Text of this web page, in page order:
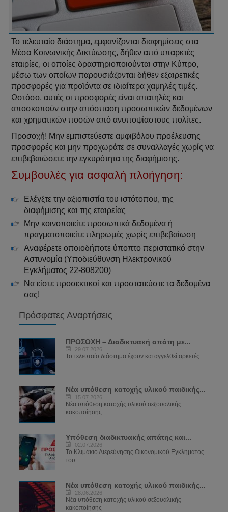
Το τελευταίο διάστημα, εμφανίζονται διαφημίσεις στα
Μέσα Κοινωνικής Δικτύωσης, δήθεν από υπαρκτές
εταιρίες, οι οποίες δραστηριοποιούνται στην Κύπρο,
μέσω των οποίων παρουσιάζονται δήθεν εξαιρετικές
προσφορές για προϊόντα σε ιδιαίτερα χαμηλές τιμές.
Ωστόσο, αυτές οι προσφορές είναι απατηλές και
αποσκοπούν στην απόσπαση προσωπικών δεδομένων
και χρηματικών ποσών από ανυποψίαστους πολίτες.
Προσοχή! Μην εμπιστεύεστε αμφιβόλου προέλευσης
προσφορές και μην προχωράτε σε συναλλαγές χωρίς να
επιβεβαιώσετε την εγκυρότητα της διαφήμισης.
Συμβουλές για ασφαλή πλοήγηση:
Ελέγξτε την αξιοπιστία του ιστότοπου, της
διαφήμισης και της εταιρείας
Μην κοινοποιείτε προσωπικά δεδομένα ή
πραγματοποιείτε πληρωμές χωρίς επιβεβαίωση
Αναφέρετε οποιοδήποτε ύποπτο περιστατικό στην
Αστυνομία (Υποδιεύθυνση Ηλεκτρονικού
Εγκλήματος 22-808200)
Να είστε προσεκτικοί και προστατεύστε τα δεδομένα
σας!
Πρόσφατες Αναρτήσεις
ΠΡΟΣΟΧΗ – Διαδικτυακή απάτη με...
29.07.2026
Το τελευταίο διάστημα έχουν καταγγελθεί αρκετές
Νέα υπόθεση κατοχής υλικού παιδικής...
15.07.2026
Νέα υπόθεση κατοχής υλικού σεξουαλικής
κακοποίησης
Υπόθεση διαδικτυακής απάτης και...
02.07.2026
Το Κλιμάκιο Διερεύνησης Οικονομικού Εγκλήματος
του
Νέα υπόθεση κατοχής υλικού παιδικής...
28.06.2026
Νέα υπόθεση κατοχής υλικού σεξουαλικής
κακοποίησης